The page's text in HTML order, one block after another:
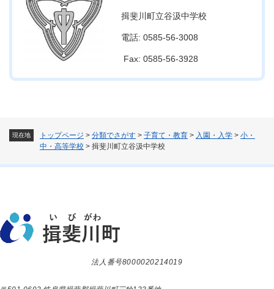
現在地 トップページ > 分類でさがす > 子育て・教育 > 入園・入学 > 小・
中・高等学校 > 揖斐川町立谷汲中学校
揖斐川町立谷汲中学校
電話: 0585-56-3008
Fax: 0585-56-3928
法人番号8000020214019